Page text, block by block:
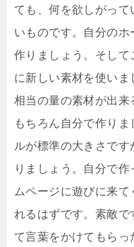
ても、何を欲しがっ
いものです。自分の
作りましょう。そし
に新しい素材を使いま
相当の量の素材が出来
もちろん自分で作り
ルが標準の大きさで
りましょう。自分で
ムページに遊びに来て
れるはずです。素敵
て言葉をかけてもらっ